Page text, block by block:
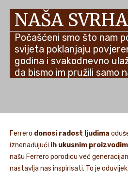
VIJESTI I PRIČE
NAŠA SVRHA
Počašćeni smo što nam
svijeta poklanjaju
godina i svakodnevno
da bismo im pružili samo
Ferrero donosi radost ljudima
iznenađujući ih ukusnim
našu Ferrero porodicu već
nastavlja nas inspirisati. To je